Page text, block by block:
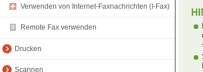
Verwenden von Internet-Faxnachrichten (I-Fax)
Remote Fax verwenden
Drucken
Scannen